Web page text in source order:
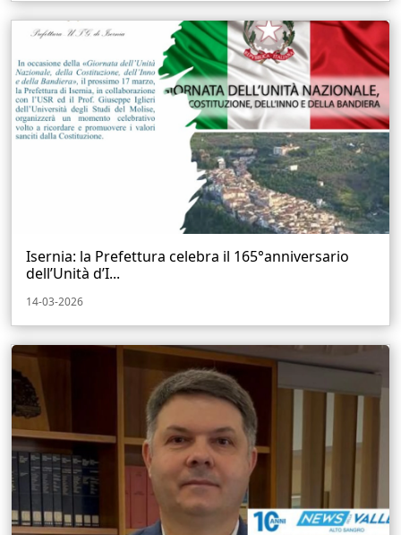
Isernia: la Prefettura celebra il 165°anniversario
dell’Unità d’I...
14-03-2026